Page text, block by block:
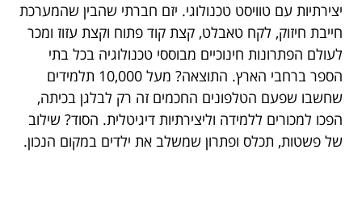
יצירתיות עם טוויסט טכנולוגי. יזם חברתי שהבין שהמערכת
חייבת חיזוק, לקח טאבלט, קצת קוד פתוח וקצת עזוז ומכר
לעולם הפתרונות חינוכיים מבוססי טכנולוגיה בכל בתי
הספר ברחבי הארץ. התוצאה? מעל 10,000 תלמידים
שחשבו שפעם הטלפונים החכמים זה רק לבלגן בכיתה,
הפכו למכורים ללמידה וליצירתיות דיגיטלית. הסוד? שילוב
של פשטות, תכלס ופתרון שמשלב את ילדים במקום הנכון.